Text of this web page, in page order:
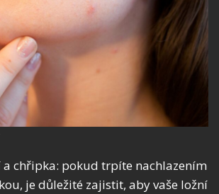
a chřipka: pokud trpíte nachlazením
je důležité zajistit, aby vaše ložní